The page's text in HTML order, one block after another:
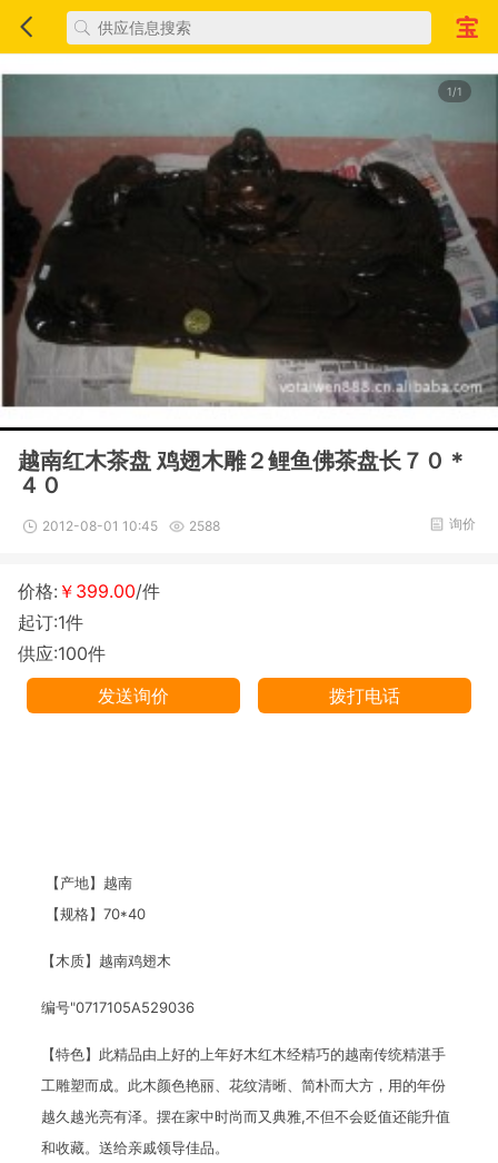
1/1
越南红木茶盘 鸡翅木雕２鲤鱼佛茶盘长７０＊
４０
2012-08-01 10:45 2588 询价
价格: ￥399.00/件
起订:1件
供应:100件
发送询价
拨打电话
【产地】越南
【规格】70*40
【木质】越南鸡翅木
编号"0717105A529036
【特色】此精品由上好的上年好木红木经精巧的越南传统精湛手
工雕塑而成。此木颜色艳丽、花纹清晰、简朴而大方，用的年份
越久越光亮有泽。摆在家中时尚而又典雅,不但不会贬值还能升值
和收藏。送给亲戚领导佳品。